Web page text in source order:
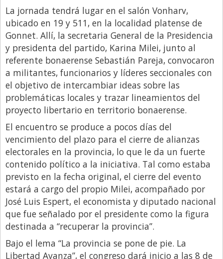
Millonarios
Minuto Lanzamiento
Negocios
Opinion
País
Política
Publicidad y Marketing
Real Estate y Propiedades
Responsabilidad Social
Salidas
Santa Fe
Show Business
Sociedad
Tecnología
La jornada tendrá lugar en el salón Vonharv,
ubicado en 19 y 511, en la localidad platense de
Gonnet. Allí, la secretaria General de la Presidencia
y presidenta del partido, Karina Milei, junto al
referente bonaerense Sebastián Pareja, convocaron
a militantes, funcionarios y líderes seccionales con
el objetivo de intercambiar ideas sobre las
problemáticas locales y trazar lineamientos del
proyecto libertario en territorio bonaerense.
El encuentro se produce a pocos días del
vencimiento del plazo para el cierre de alianzas
electorales en la provincia, lo que le da un fuerte
contenido político a la iniciativa. Tal como estaba
previsto en la fecha original, el cierre del evento
estará a cargo del propio Milei, acompañado por
José Luis Espert, el economista y diputado nacional
que fue señalado por el presidente como la figura
destinada a “recuperar la provincia”.
Bajo el lema “La provincia se pone de pie. La
Libertad Avanza”, el congreso dará inicio a las 8 de